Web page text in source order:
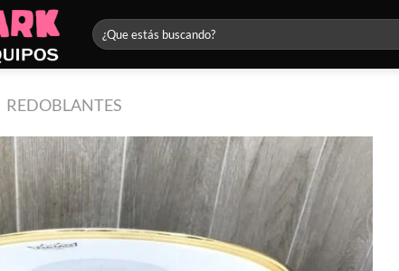
Buscar
por:
REDOBLANTES
a la lista
deseos